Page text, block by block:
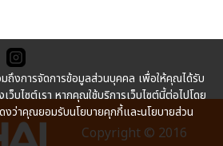
Copyright © 2016
ถึงการจัดการข้อมูลส่วนบุคคล เพื่อให้คุณได้รับ
บไซต์เรา หากคุณใช้บริการเว็บไซต์นี้ต่อไปโดย
งว่าคุณยอมรับนโยบายคุกกี้และนโยบายส่วน